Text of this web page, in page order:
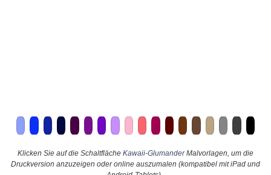
Klicken Sie auf die Schaltfläche Kawaii-GlumanderMalvorlagen, um die
Druckversion anzuzeigen oder online auszumalen (kompatibel mit iPad und